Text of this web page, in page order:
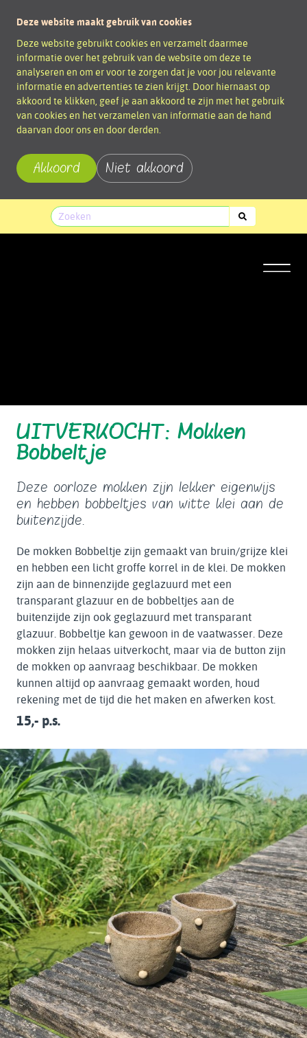
Deze website maakt gebruik van cookies
Deze website gebruikt cookies en verzamelt daarmee
informatie over het gebruik van de website om deze te
analyseren en om er voor te zorgen dat je voor jou relevante
informatie en advertenties te zien krijgt. Door hiernaast op
akkoord te klikken, geef je aan akkoord te zijn met het gebruik
van cookies en het verzamelen van informatie aan de hand
daarvan door ons en door derden.
Akkoord Niet akkoord
UITVERKOCHT: Mokken
Bobbeltje
Deze oorloze mokken zijn lekker eigenwijs
en hebben bobbeltjes van witte klei aan de
buitenzijde.
De mokken Bobbeltje zijn gemaakt van bruin/grijze klei
en hebben een licht groffe korrel in de klei. De mokken
zijn aan de binnenzijde geglazuurd met een
transparant glazuur en de bobbeltjes aan de
buitenzijde zijn ook geglazuurd met transparant
glazuur. Bobbeltje kan gewoon in de vaatwasser. Deze
mokken zijn helaas uitverkocht, maar via de button zijn
de mokken op aanvraag beschikbaar. De mokken
kunnen altijd op aanvraag gemaakt worden, houd
rekening met de tijd die het maken en afwerken kost.
15,- p.s.